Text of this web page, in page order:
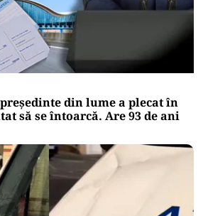
din lume a plecat în
să se întoarcă. Are 93 de ani